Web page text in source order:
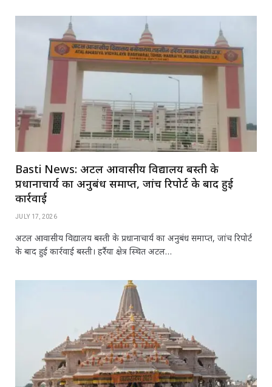
Basti News: अटल आवासीय विद्यालय बस्‍ती के
प्रधानाचार्य का अनुबंध समाप्त, जांच रिपोर्ट के बाद हुई
कार्रवाई
JULY 17, 2026
अटल आवासीय विद्यालय बस्‍ती के प्रधानाचार्य का अनुबंध समाप्त, जांच रिपोर्ट
के बाद हुई कार्रवाई बस्ती। हर्रैया क्षेत्र स्थित अटल…